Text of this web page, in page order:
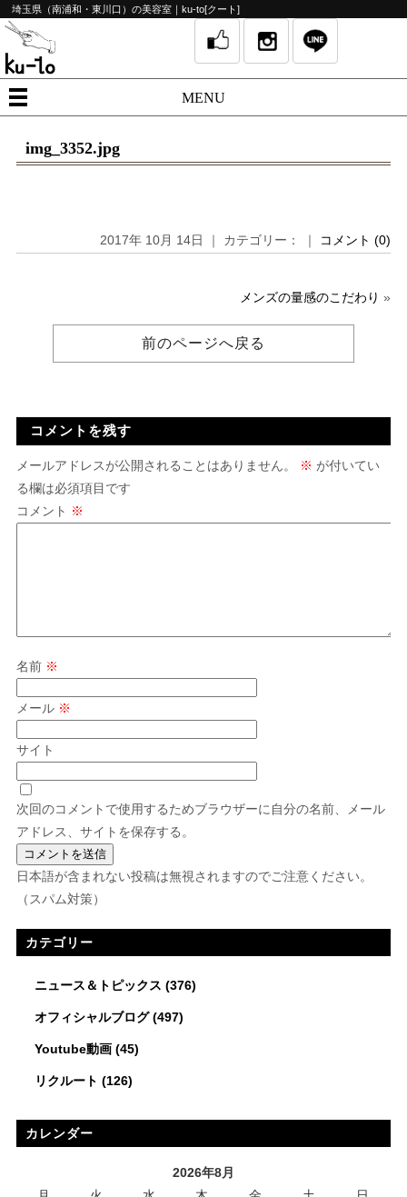
埼玉県（南浦和・東川口）の美容室｜ku-to[クート]
MENU
img_3352.jpg
2017年 10月 14日 ｜ カテゴリー： ｜ コメント (0)
メンズの量感のこだわり »
前のページへ戻る
コメントを残す
メールアドレスが公開されることはありません。 ※ が付いてい
る欄は必須項目です
コメント ※
名前 ※
メール ※
サイト
次回のコメントで使用するためブラウザーに自分の名前、メール
アドレス、サイトを保存する。
日本語が含まれない投稿は無視されますのでご注意ください。
（スパム対策）
カテゴリー
ニュース＆トピックス (376)
オフィシャルブログ(497)
Youtube動画(45)
リクルート (126)
カレンダー
2026年8月